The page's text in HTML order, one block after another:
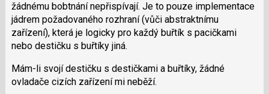
žádnému bobtnání nepřispívají. Je to pouze implementace
jádrem požadovaného rozhraní (vůči abstraktnímu
zařízení), která je logicky pro každý buřtík s pacičkami
nebo destičku s buřtíky jiná.
Mám-li svojí destičku s destičkami a buřtíky, žádné
ovladače cizích zařízení mi neběží.